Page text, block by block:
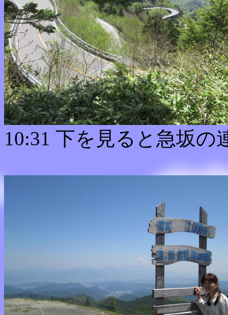
10:31 下を見ると急坂の